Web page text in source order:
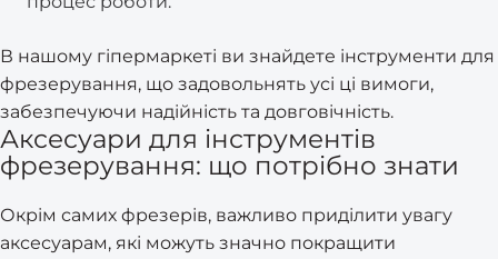
В нашому гіпермаркеті ви знайдете інструменти для
фрезерування, що задовольнять усі ці вимоги,
забезпечуючи надійність та довговічність.
Аксесуари для інструментів
фрезерування: що потрібно знати
Окрім самих фрезерів, важливо приділити увагу
аксесуарам, які можуть значно покращити